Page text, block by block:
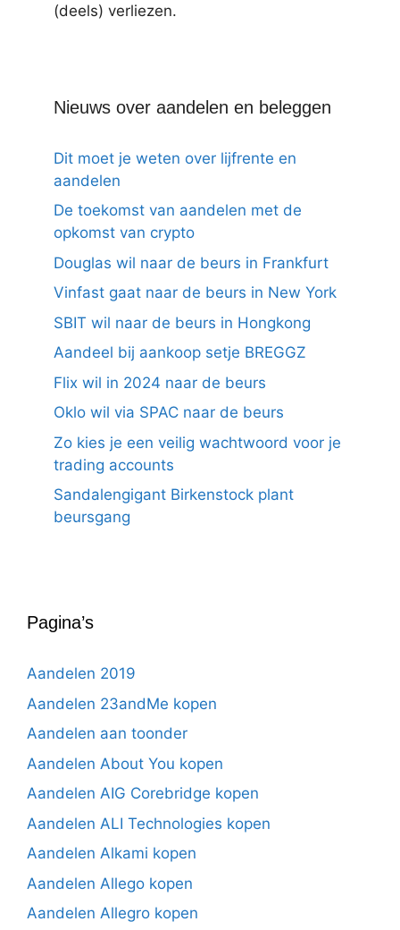
(deels) verliezen.
Nieuws over aandelen en beleggen
Dit moet je weten over lijfrente en
aandelen
De toekomst van aandelen met de
opkomst van crypto
Douglas wil naar de beurs in Frankfurt
Vinfast gaat naar de beurs in New York
SBIT wil naar de beurs in Hongkong
Aandeel bij aankoop setje BREGGZ
Flix wil in 2024 naar de beurs
Oklo wil via SPAC naar de beurs
Zo kies je een veilig wachtwoord voor je
trading accounts
Sandalengigant Birkenstock plant
beursgang
Pagina’s
Aandelen 2019
Aandelen 23andMe kopen
Aandelen aan toonder
Aandelen About You kopen
Aandelen AIG Corebridge kopen
Aandelen ALI Technologies kopen
Aandelen Alkami kopen
Aandelen Allego kopen
Aandelen Allegro kopen